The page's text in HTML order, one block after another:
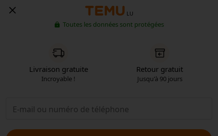
LU
Toutes les données sont protégées
Livraison gratuite
Incroyable !
Retour gratuit
Jusqu'à 90 jours